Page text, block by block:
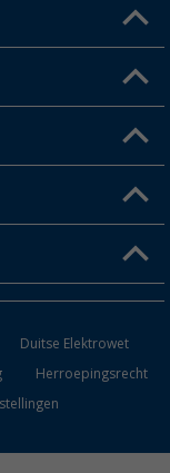
Duitse Elektrowet
Herroepingsrecht